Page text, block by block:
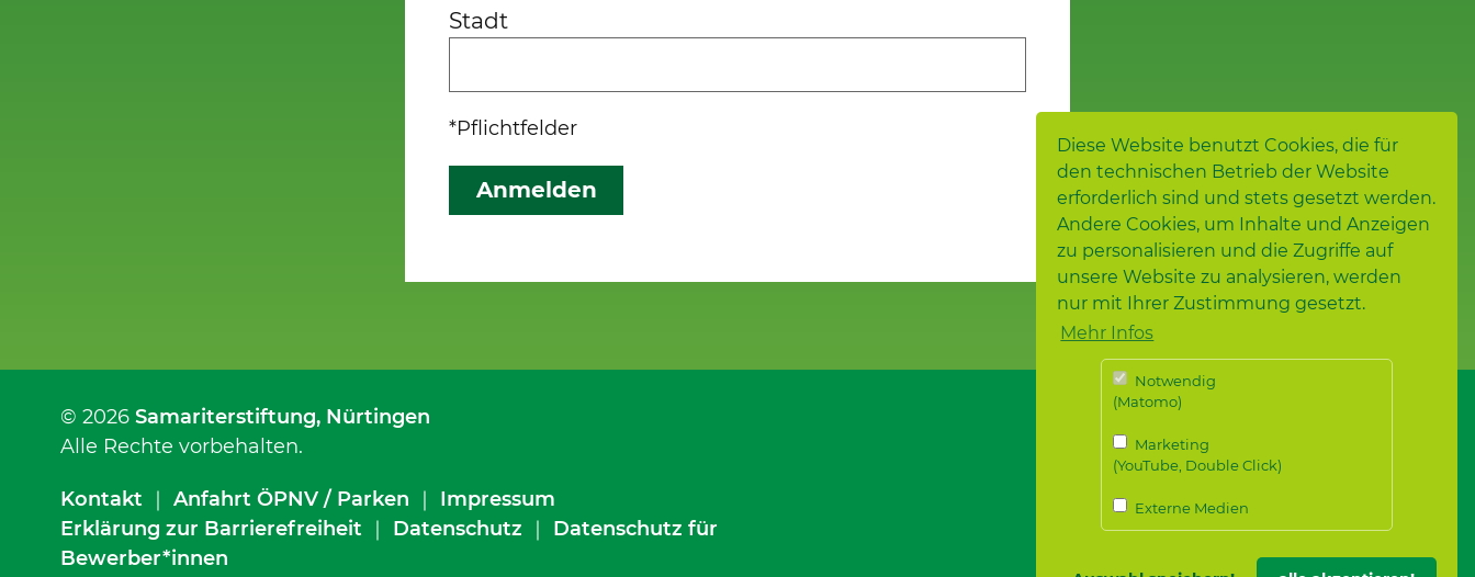
Diese Website benutzt Cookies, die für
den technischen Betrieb der Website
erforderlich sind und stets gesetzt werden.
Andere Cookies, um Inhalte und Anzeigen
zu personalisieren und die Zugriffe auf
unsere Website zu analysieren, werden
nur mit Ihrer Zustimmung gesetzt.
Mehr Infos
Notwendig
(Matomo)
Marketing
(YouTube, Double Click)
Externe Medien
Stadt
*Pflichtfelder
Anmelden
© 2026 Samariterstiftung, Nürtingen
Alle Rechte vorbehalten.
Kontakt ｜ Anfahrt ÖPNV / Parken ｜ Impressum
Erklärung zur Barrierefreiheit ｜ Datenschutz ｜ Datenschutz für
Bewerber*innen